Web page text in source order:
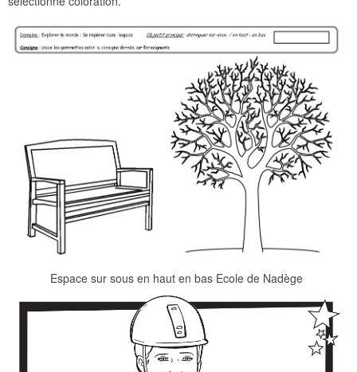
Espace sur sous en haut en bas Ecole de Nadège